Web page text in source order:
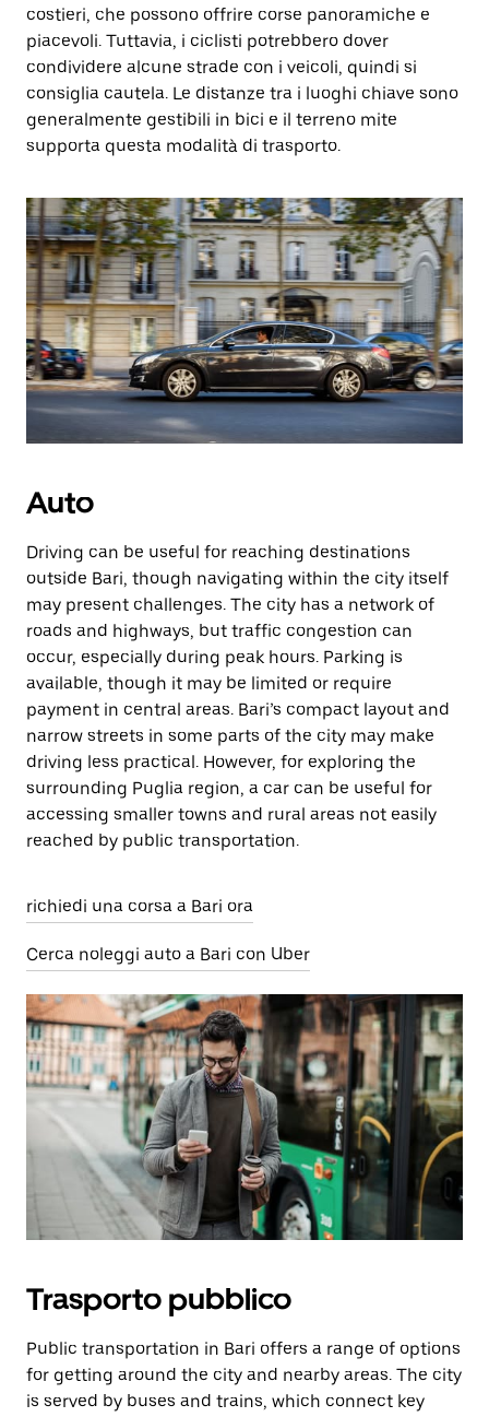
costieri, che possono offrire corse panoramiche e
piacevoli. Tuttavia, i ciclisti potrebbero dover
condividere alcune strade con i veicoli, quindi si
consiglia cautela. Le distanze tra i luoghi chiave sono
generalmente gestibili in bici e il terreno mite
supporta questa modalità di trasporto.
Auto
Driving can be useful for reaching destinations
outside Bari, though navigating within the city itself
may present challenges. The city has a network of
roads and highways, but traffic congestion can
occur, especially during peak hours. Parking is
available, though it may be limited or require
payment in central areas. Bari’s compact layout and
narrow streets in some parts of the city may make
driving less practical. However, for exploring the
surrounding Puglia region, a car can be useful for
accessing smaller towns and rural areas not easily
reached by public transportation.
richiedi una corsa a Bari ora
Cerca noleggi auto a Bari con Uber
Trasporto pubblico
Public transportation in Bari offers a range of options
for getting around the city and nearby areas. The city
is served by buses and trains, which connect key